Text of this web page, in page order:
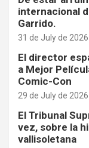
internacional
Garrido.
31 de July de 2026
El director
a Mejor
Comic-Con
29 de July de 2026
El Tribunal
vez, sobre la
vallisoletana